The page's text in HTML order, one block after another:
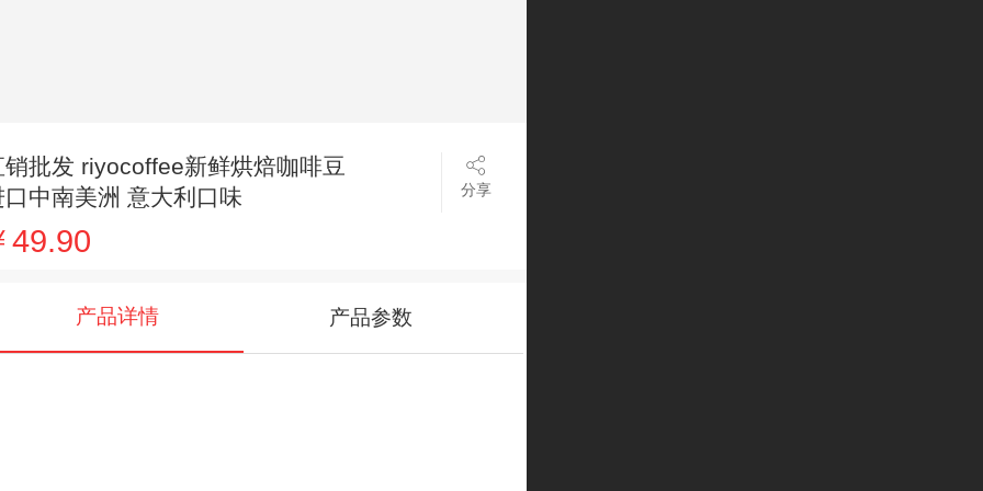
销批发 riyocoffee新鲜烘焙咖啡豆
口中南美洲 意大利口味
分享
49.90
产品详情 产品参数